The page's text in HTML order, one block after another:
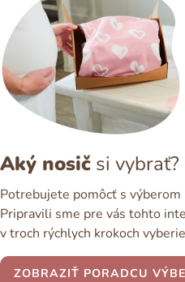
Aký nosič si vybrať?
Potrebujete pomôcť s výberom
Pripravili sme pre vás tohto
v troch rýchlych krokoch
ZOBRAZIŤ PORADCU